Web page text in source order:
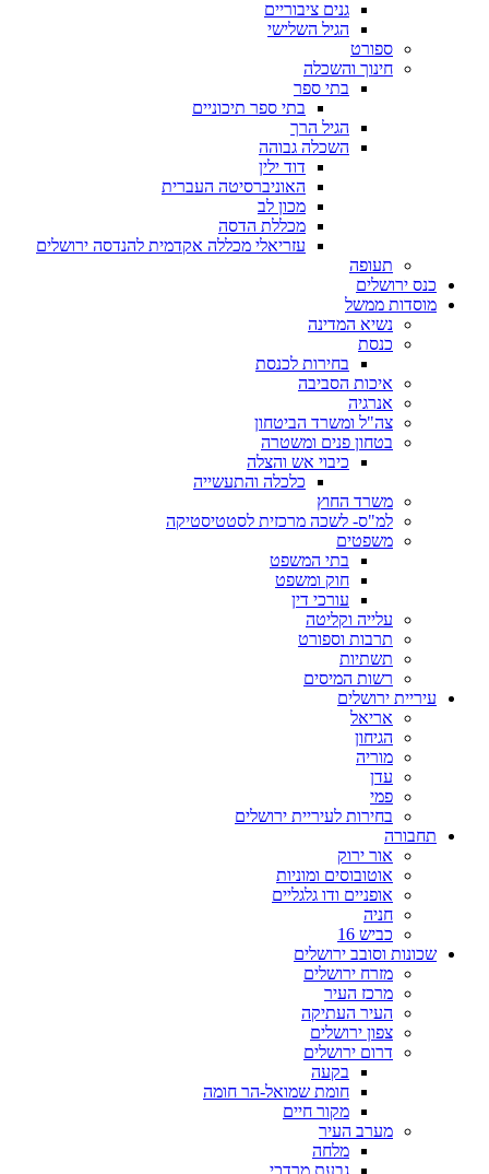
גנים ציבוריים
הגיל השלישי
ספורט
חינוך והשכלה
בתי ספר
בתי ספר תיכוניים
הגיל הרך
השכלה גבוהה
דוד ילין
האוניברסיטה העברית
מכון לב
מכללת הדסה
עזריאלי מכללה אקדמית להנדסה ירושלים
תעופה
כנס ירושלים
מוסדות ממשל
נשיא המדינה
כנסת
בחירות לכנסת
איכות הסביבה
אנרגיה
צה"ל ומשרד הביטחון
בטחון פנים ומשטרה
כיבוי אש והצלה
כלכלה והתעשייה
משרד החוץ
למ"ס- לשכה מרכזית לסטטיסטיקה
משפטים
בתי המשפט
חוק ומשפט
עורכי דין
עלייה וקליטה
תרבות וספורט
תשתיות
רשות המיסים
עיריית ירושלים
אריאל
הגיחון
מוריה
עדן
פמי
בחירות לעיריית ירושלים
תחבורה
אור ירוק
אוטובוסים ומוניות
אופניים ודו גלגליים
חניה
כביש 16
שכונות וסובב ירושלים
מזרח ירושלים
מרכז העיר
העיר העתיקה
צפון ירושלים
דרום ירושלים
בקעה
חומת שמואל-הר חומה
מקור חיים
מערב העיר
מלחה
גבעת מרדכי